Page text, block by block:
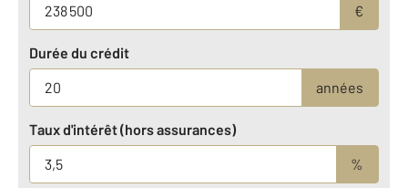
€
Durée du crédit
années
Taux d'intérêt (hors assurances)
%